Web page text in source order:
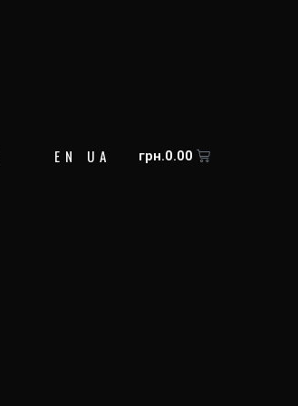
EN UA грн.0.00 Корзина